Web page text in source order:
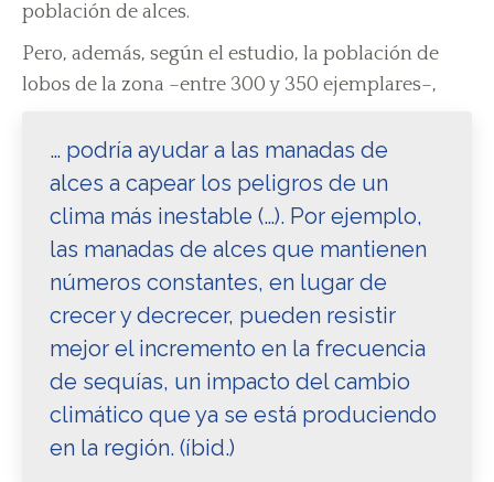
población de alces.
Pero, además, según el estudio, la población de
lobos de la zona –entre 300 y 350 ejemplares–,
… podría ayudar a las manadas de
alces a capear los peligros de un
clima más inestable (…). Por ejemplo,
las manadas de alces que mantienen
números constantes, en lugar de
crecer y decrecer, pueden resistir
mejor el incremento en la frecuencia
de sequías, un impacto del cambio
climático que ya se está produciendo
en la región. (íbid.)